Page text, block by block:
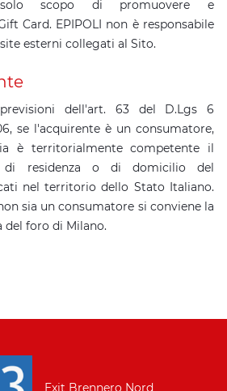
scopo di promuovere e
Card. EPIPOLI non è responsabile
esterni collegati al Sito.
dell'art. 63 del D.Lgs 6
se l'acquirente è un consumatore,
è territorialmente competente il
di residenza o di domicilio del
nel territorio dello Stato Italiano.
sia un consumatore si conviene la
del foro di Milano.
Exit Brennero Nord